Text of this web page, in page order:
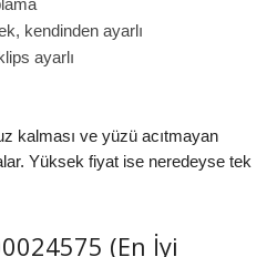
kendinden ayarlı
ayarlı
kalması ve yüzü acıtmayan
Yüksek fiyat ise neredeyse tek
(En İyi